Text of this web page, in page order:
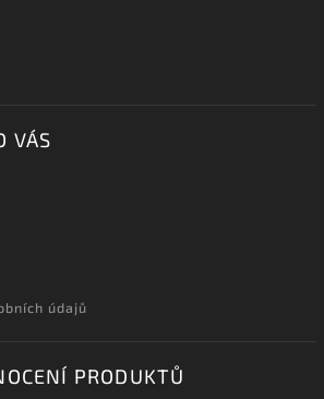
VÁS
údajů
PRODUKTŮ